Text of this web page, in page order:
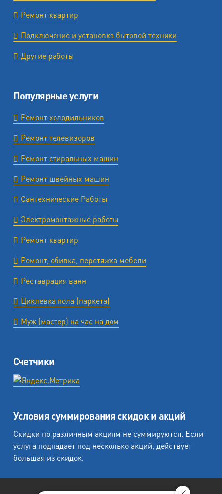
Ремонт квартир
Подключение и установка бытовой техники
Другие работы
Популярные услуги
Ремонт холодильников
Ремонт телевизоров
Ремонт стиральных машин
Ремонт швейных машин
Сантехнические Работы
Электромонтажные работы
Ремонт квартир
Ремонт, обивка, перетяжка мебели
Реставрация ванн
Циклевка пола (паркета)
Муж (мастер) на час на дом
Счетчики
Условия суммирования скидок и акций
Скидки по различным акциям не суммируются. Если
услуга подпадает под несколько акций, действует
большая из скидок.